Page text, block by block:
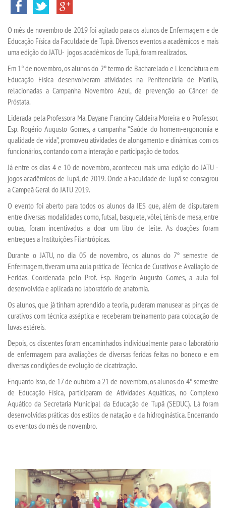
TRANSFERÊNCIA
SEGUNDA GRADUAÇÃO
EDITAL
PUBLICAÇÕES
DESTAQUES
UNIESP NEWS
LOGIN
WEBMAIL
PORTAL DE ALUNOS
PORTAL DE PROFESSORES/ACADÊMICO
UNIESP
CONTATO
IMPRENSA
TRABALHE CONOSCO
O mês de novembro de 2019 foi agitado para os alunos de Enfermagem e de
Educação Física da Faculdade de Tupã. Diversos eventos a acadêmicos e mais
uma edição do JATU- jogos acadêmicos de Tupã, foram realizados.
Em 1° de novembro, os alunos do 2º termo de Bacharelado e Licenciatura em
Educação Física desenvolveram atividades na Penitenciária de Marília,
relacionadas a Campanha Novembro Azul, de prevenção ao Câncer de
Próstata.
Liderada pela Professora Ma. Dayane Franciny Caldeira Moreira e o Professor.
Esp. Rogério Augusto Gomes, a campanha “Saúde do homem-ergonomia e
qualidade de vida”, promoveu atividades de alongamento e dinâmicas com os
funcionários, contando com a interação e participação de todos.
Já entre os dias 4 e 10 de novembro, aconteceu mais uma edição do JATU -
jogos acadêmicos de Tupã, de 2019. Onde a Faculdade de Tupã se consagrou
a Campeã Geral do JATU 2019.
O evento foi aberto para todos os alunos da IES que, além de disputarem
entre diversas modalidades como, futsal, basquete, vôlei, tênis de mesa, entre
outras, foram incentivados a doar um litro de leite. As doações foram
entregues a Instituições Filantrópicas.
Durante o JATU, no dia 05 de novembro, os alunos do 7º semestre de
Enfermagem, tiveram uma aula prática de Técnica de Curativos e Avaliação de
Feridas.Coordenada pelo Prof. Esp. Rogerio Augusto Gomes, a aula foi
desenvolvida e aplicada no laboratório de anatomia.
Os alunos, que já tinham aprendido a teoria, puderam manusear as pinças de
curativos com técnica asséptica e receberam treinamento para colocação de
luvas estéreis.
Depois, os discentes foram encaminhados individualmente para o laboratório
de enfermagem para avaliações de diversas feridas feitas no boneco e em
diversas condições de evolução de cicatrização.
Enquanto isso, de 17 de outubro a 21 de novembro, os alunos do 4° semestre
de Educação Física, participaram de Atividades Aquáticas, no Complexo
Aquático da Secretaria Municipal da Educação de Tupã (SEDUC). Lá foram
desenvolvidas práticas dos estilos de natação e da hidroginástica. Encerrando
os eventos do mês de novembro.